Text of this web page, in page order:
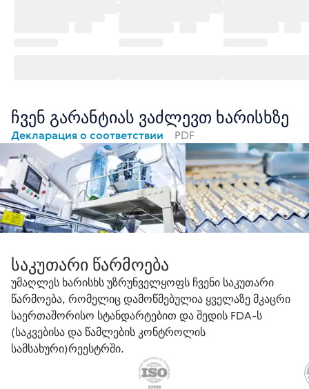
ჩვენ გარანტიას ვაძლევთ ხარისხზე
Декларация о соответствии PDF
საკუთარი წარმოება
უმაღლეს ხარისხს უზრუნველყოფს ჩვენი საკუთარი
წარმოება, რომელიც დამოწმებულია ყველაზე მკაცრი
საერთაშორისო სტანდარტებით და შედის FDA-ს
(საკვებისა და წამლების კონტროლის
სამსახური)რეესტრში.